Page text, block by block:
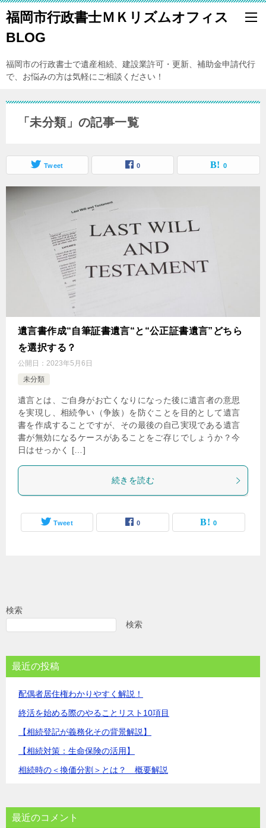
福岡市行政書士ＭＫリズムオフィス
BLOG
福岡市の行政書士で遺産相続、建設業許可・更新、補助金申請代行
で、お悩みの方は気軽にご相談ください！
「未分類」の記事一覧
Tweet 0 0
遺言書作成“自筆証書遺言“と“公正証書遺言”どちら
を選択する？
公開日： 2023年5月6日
未分類
遺言とは、ご自身がお亡くなりになった後に遺言者の意思
を実現し、相続争い（争族）を防ぐことを目的として遺言
書を作成することですが、その最後の自己実現である遺言
書が無効になるケースがあることをご存じでしょうか？今
日はせっかく […]
続きを読む
Tweet 0 0
検索
検索
最近の投稿
配偶者居住権わかりやすく解説！
終活を始める際のやることリスト10項目
【相続登記が義務化その背景解説】
【相続対策：生命保険の活用】
相続時の＜換価分割＞とは？ 概要解説
最近のコメント